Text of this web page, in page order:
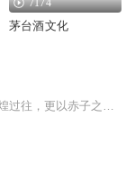
茅台酒文化